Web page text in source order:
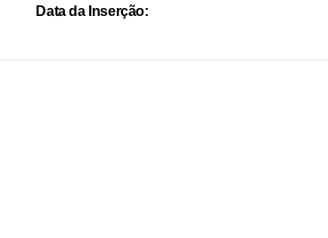
Data da Inserção: